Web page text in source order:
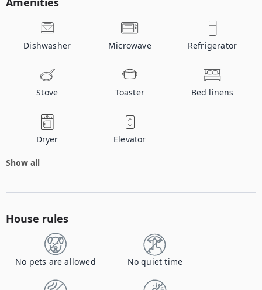
Dishwasher Microwave Refrigerator
Stove Toaster Bed linens
Dryer Elevator
Show all
House rules
No pets are allowed No quiet time